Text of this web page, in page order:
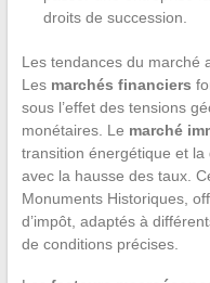
droits de succession.
Les tendances du marché
Les marchés financiers
sous l’effet des tensions
monétaires. Le marché
transition énergétique et
avec la hausse des taux.
Monuments Historiques,
d’impôt, adaptés à
de conditions précises.